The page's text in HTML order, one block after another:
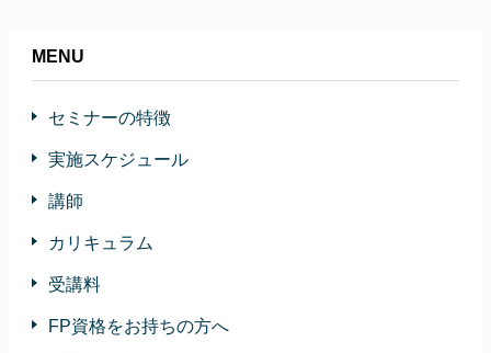
MENU
セミナーの特徴
実施スケジュール
講師
カリキュラム
受講料
FP資格をお持ちの方へ